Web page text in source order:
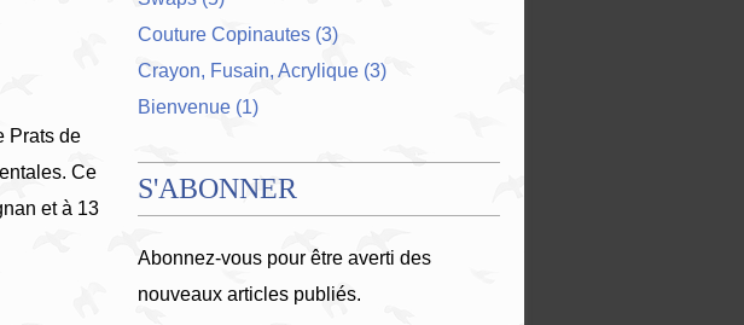
Prats de
Ce
et à 13
Couture Copinautes (3)
Crayon, Fusain, Acrylique (3)
Bienvenue (1)
S'ABONNER
Abonnez-vous pour être averti des
nouveaux articles publiés.